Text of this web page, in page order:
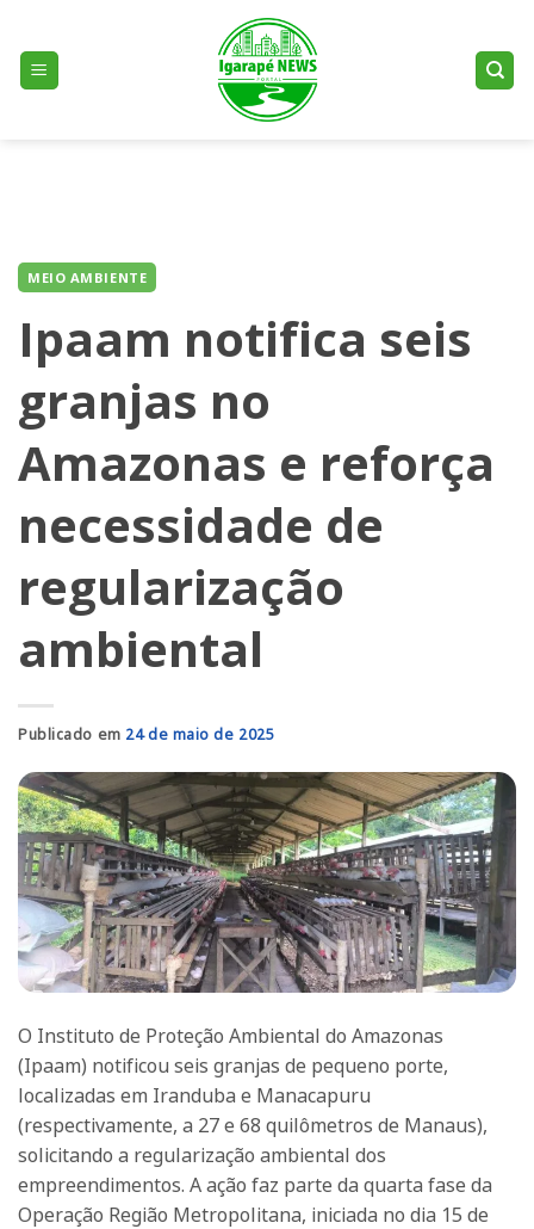
content
MEIO AMBIENTE
Ipaam notifica seis
granjas no
Amazonas e reforça
necessidade de
regularização
ambiental
Publicado em 24 de maio de 2025
O Instituto de Proteção Ambiental do Amazonas
(Ipaam) notificou seis granjas de pequeno porte,
localizadas em Iranduba e Manacapuru
(respectivamente, a 27 e 68 quilômetros de Manaus),
solicitando a regularização ambiental dos
empreendimentos. A ação faz parte da quarta fase da
Operação Região Metropolitana, iniciada no dia 15 de